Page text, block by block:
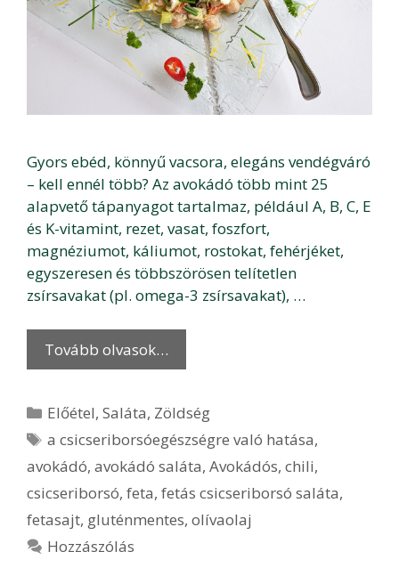
Gyors ebéd, könnyű vacsora, elegáns vendégváró
– kell ennél több? Az avokádó több mint 25
alapvető tápanyagot tartalmaz, például A, B, C, E
és K-vitamint, rezet, vasat, foszfort,
magnéziumot, káliumot, rostokat, fehérjéket,
egyszeresen és többszörösen telítetlen
zsírsavakat (pl. omega-3 zsírsavakat), …
Tovább olvasok…
Kategória
Előétel,Saláta, Zöldség
Címkék
a csicseriborsóegészségre való hatása,
avokádó, avokádó saláta, Avokádós, chili,
csicseriborsó, feta, fetás csicseriborsó saláta,
fetasajt, gluténmentes, olívaolaj
Hozzászólás